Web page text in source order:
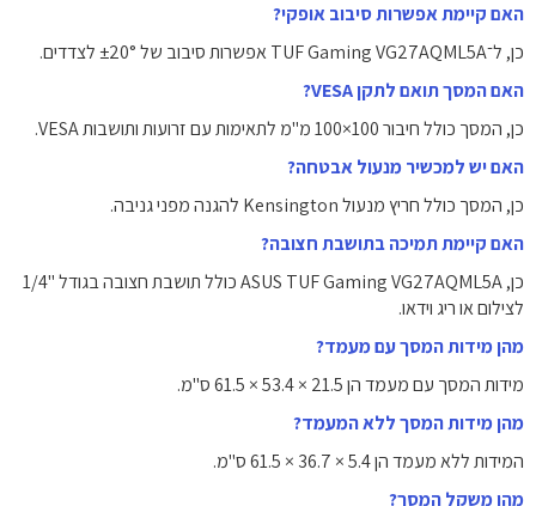
האם קיימת אפשרות סיבוב אופקי?
כן, ל־TUF Gaming VG27AQML5A אפשרות סיבוב של ‎±20°‎ לצדדים.
האם המסך תואם לתקן VESA?
כן, המסך כולל חיבור ‎100×100 מ"מ‎ לתאימות עם זרועות ותושבות VESA.
האם יש למכשיר מנעול אבטחה?
כן, המסך כולל חריץ מנעול ‎Kensington‎ להגנה מפני גניבה.
האם קיימת תמיכה בתושבת חצובה?
כן, ASUS TUF Gaming VG27AQML5A כולל תושבת חצובה בגודל ‎1/4"‎
לצילום או ריג וידאו.
מהן מידות המסך עם מעמד?
מידות המסך עם מעמד הן ‎61.5 × 53.4 × 21.5 ס"מ‎.
מהן מידות המסך ללא המעמד?
המידות ללא מעמד הן ‎61.5 × 36.7 × 5.4 ס"מ‎.
מהו משקל המסך?